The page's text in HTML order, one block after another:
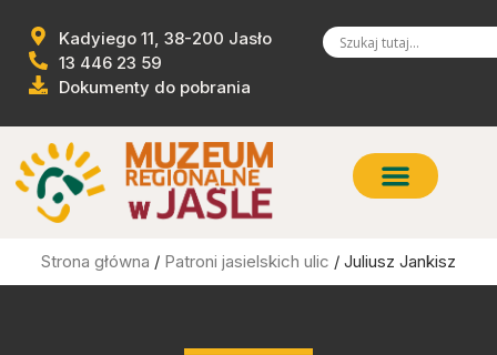
Kadyiego 11, 38-200 Jasło
13 446 23 59
Dokumenty do pobrania
Strona główna / Patroni jasielskich ulic / Juliusz Jankisz